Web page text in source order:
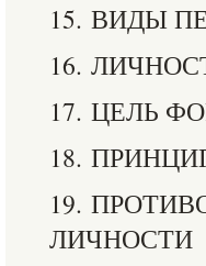
15. ВИДЫ
16.
17. ЦЕЛЬ
18.
19.
ЛИЧНОСТИ